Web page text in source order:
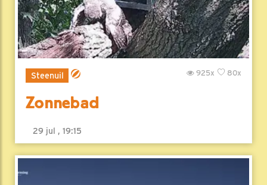
Steenuil 80x
925x
Zonnebad
29 jul , 19:15